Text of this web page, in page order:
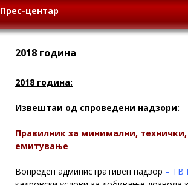
Прес-центар
2018 година
2018 година:
Извештаи од спроведени надзори:
Правилник за минимални,
емитување
Вонреден административен надзор – ТВ